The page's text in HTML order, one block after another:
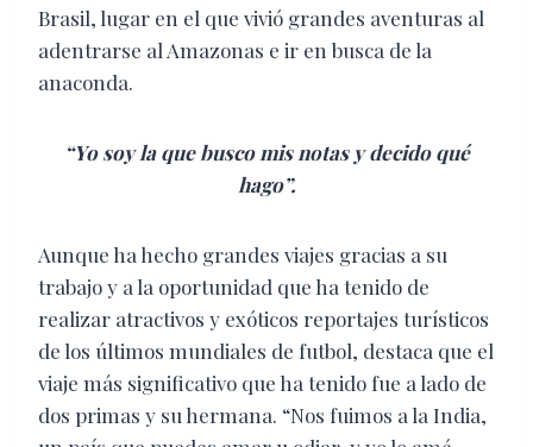
Brasil, lugar en el que vivió grandes aventuras al
adentrarse al Amazonas e ir en busca de la
anaconda.
“Yo soy la que busco mis notas y decido qué
hago”.
Aunque ha hecho grandes viajes gracias a su
trabajo y a la oportunidad que ha tenido de
realizar atractivos y exóticos reportajes turísticos
de los últimos mundiales de futbol, destaca que el
viaje más significativo que ha tenido fue a lado de
dos primas y su hermana. “Nos fuimos a la India,